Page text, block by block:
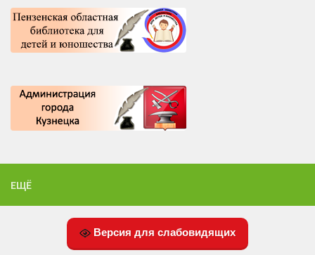
ЕЩЁ
Версия для слабовидящих